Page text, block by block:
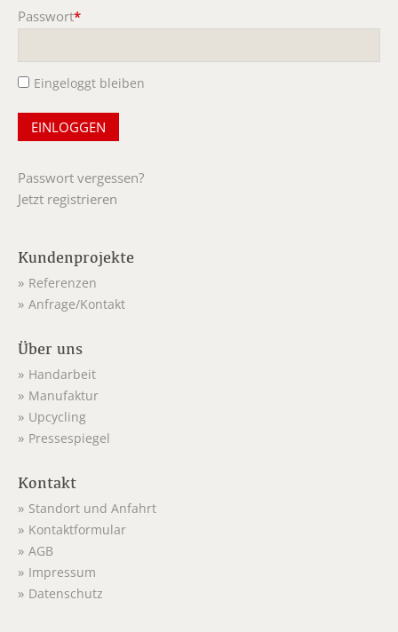
Passwort*
Eingeloggt bleiben
Passwort vergessen?
Jetzt registrieren
Kundenprojekte
Referenzen
Anfrage/Kontakt
Über uns
Handarbeit
Manufaktur
Upcycling
Pressespiegel
Kontakt
Standort und Anfahrt
Kontaktformular
AGB
Impressum
Datenschutz